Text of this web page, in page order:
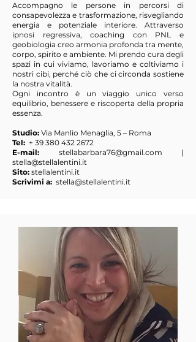
Accompagno le persone in percorsi di
consapevolezza e trasformazione, risvegliando
energia e potenziale interiore. Attraverso
ipnosi regressiva, coaching con PNL e
geobiologia creo armonia profonda tra mente,
corpo, spirito e ambiente. Mi prendo cura degli
spazi in cui viviamo, lavoriamo e coltiviamo i
nostri cibi, perché ciò che ci circonda sostiene
la nostra vitalità.
Ogni incontro è un viaggio unico verso
equilibrio, benessere e riscoperta della propria
essenza.
Studio: Via Manlio Menaglia, 5 – Roma
Tel: + 39 380 432 2672
E-mail:
stellabarbara76@gmail.com |
stella@stellalentini.it
Sito: stellalentini.it
Scrivimi a: stella@stellalentini.it